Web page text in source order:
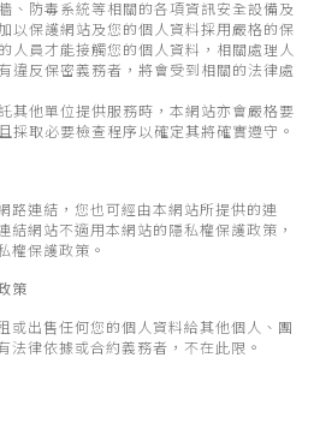
、防毒系統等相關的各項資訊安全設備及
以保護網站及您的個人資料採用嚴格的保
人員才能接觸您的個人資料，相關處理人
違反保密義務者，將會受到相關的法律處
其他單位提供服務時，本網站亦會嚴格要
採取必要檢查程序以確定其將確實遵守。
路連結，您也可經由本網站所提供的連
結網站不適用本網站的隱私權保護政策，
權保護政策。
策
或出售任何您的個人資料給其他個人、團
法律依據或合約義務者，不在此限。